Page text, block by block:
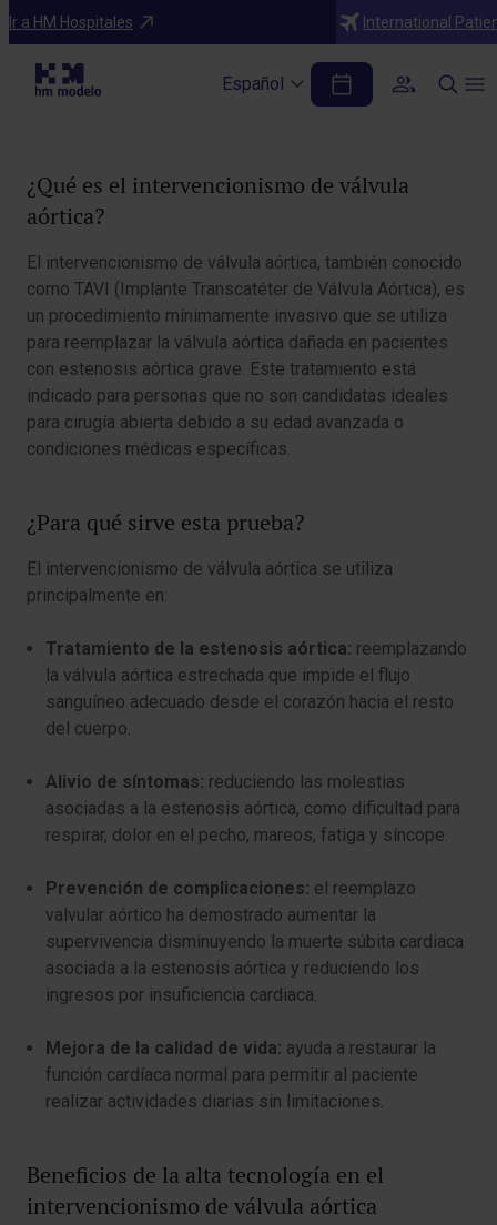
Ir a HM Hospitales International
Español
Diagnósticos
Intervencionista de válvula aórtica
¿Qué es el intervencionismo de válvula
aórtica?
El intervencionismo de válvula aórtica, también conocido
como TAVI (Implante Transcatéter de Válvula Aórtica), es
un procedimiento mínimamente invasivo que se utiliza
para reemplazar la válvula aórtica dañada en pacientes
con estenosis aórtica grave. Este tratamiento está
indicado para personas que no son candidatas ideales
para cirugía abierta debido a su edad avanzada o
condiciones médicas específicas.
¿Para qué sirve esta prueba?
El intervencionismo de válvula aórtica se utiliza
principalmente en:
Tratamiento de la estenosis aórtica: reemplazando
la válvula aórtica estrechada que impide el flujo
sanguíneo adecuado desde el corazón hacia el resto
del cuerpo.
Alivio de síntomas: reduciendo las molestias
asociadas a la estenosis aórtica, como dificultad para
respirar, dolor en el pecho, mareos, fatiga y síncope.
Prevención de complicaciones: el reemplazo
valvular aórtico ha demostrado aumentar la
supervivencia disminuyendo la muerte súbita cardiaca
asociada a la estenosis aórtica y reduciendo los
ingresos por insuficiencia cardiaca.
Mejora de la calidad de vida: ayuda a restaurar la
función cardíaca normal para permitir al paciente
realizar actividades diarias sin limitaciones.
Beneficios de la alta tecnología en el
intervencionismo de válvula aórtica